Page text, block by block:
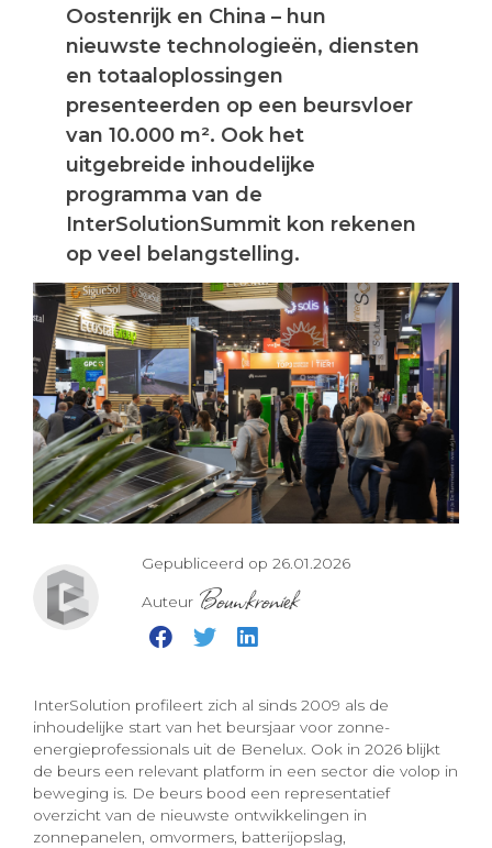
Oostenrijk en China – hun
nieuwste technologieën, diensten
en totaaloplossingen
presenteerden op een beursvloer
van 10.000 m². Ook het
uitgebreide inhoudelijke
programma van de
InterSolutionSummit kon rekenen
op veel belangstelling.
Gepubliceerd op 26.01.2026
Auteur Bouwkroniek
InterSolution profileert zich al sinds 2009 als de
inhoudelijke start van het beursjaar voor zonne-
energieprofessionals uit de Benelux. Ook in 2026 blijkt
de beurs een relevant platform in een sector die volop in
beweging is. De beurs bood een representatief
overzicht van de nieuwste ontwikkelingen in
zonnepanelen, omvormers, batterijopslag,